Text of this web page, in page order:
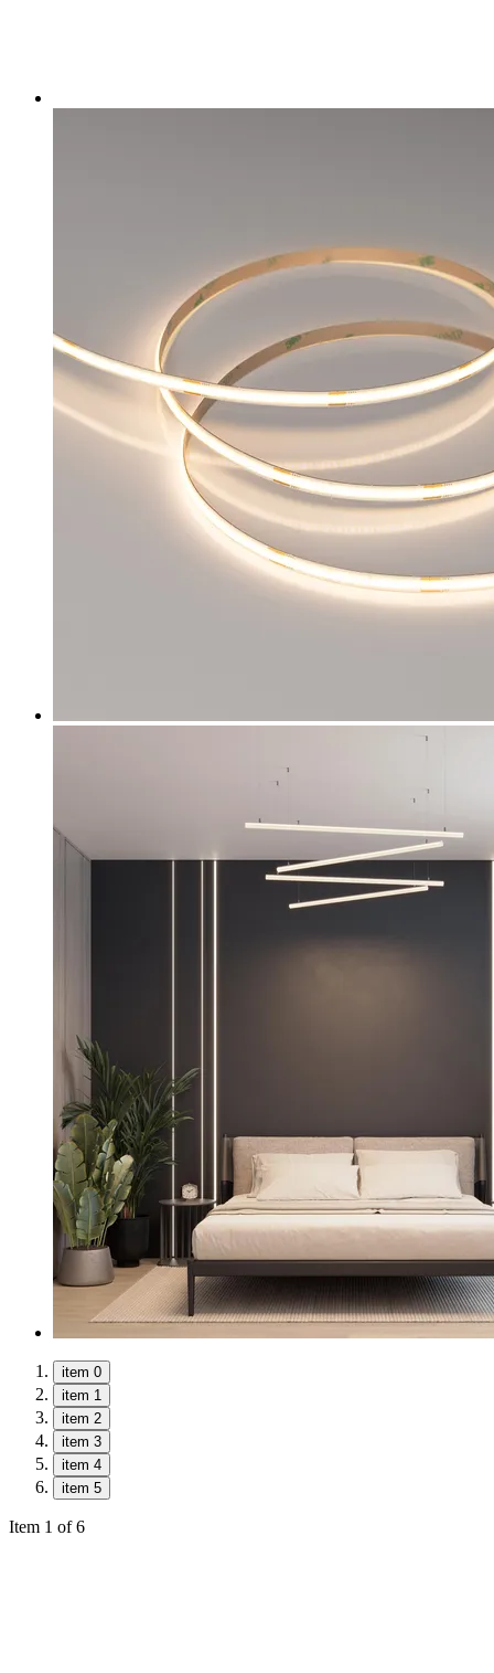
item 0
item 1
item 2
item 3
item 4
item 5
Item 1 of 6